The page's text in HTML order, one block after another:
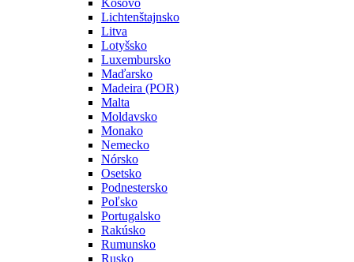
Kosovo
Lichtenštajnsko
Litva
Lotyšsko
Luxembursko
Maďarsko
Madeira (POR)
Malta
Moldavsko
Monako
Nemecko
Nórsko
Osetsko
Podnestersko
Poľsko
Portugalsko
Rakúsko
Rumunsko
Rusko